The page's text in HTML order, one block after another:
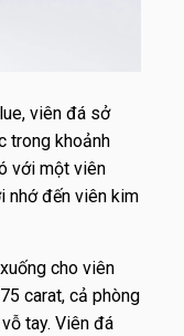
viên đá sở
trong khoảnh
với một viên
nhớ đến viên kim
cho viên
carat, cả phòng
tay. Viên đá